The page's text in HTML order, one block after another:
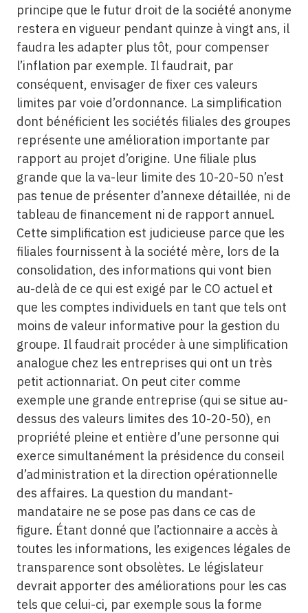
principe que le futur droit de la société anonyme
restera en vigueur pendant quinze à vingt ans, il
faudra les adapter plus tôt, pour compenser
l’inflation par exemple. Il faudrait, par
conséquent, envisager de fixer ces valeurs
limites par voie d’ordonnance. La simplification
dont bénéficient les sociétés filiales des groupes
représente une amélioration importante par
rapport au projet d’origine. Une filiale plus
grande que la va-leur limite des 10-20-50 n’est
pas tenue de présenter d’annexe détaillée, ni de
tableau de financement ni de rapport annuel.
Cette simplification est judicieuse parce que les
filiales fournissent à la société mère, lors de la
consolidation, des informations qui vont bien
au-delà de ce qui est exigé par le CO actuel et
que les comptes individuels en tant que tels ont
moins de valeur informative pour la gestion du
groupe. Il faudrait procéder à une simplification
analogue chez les entreprises qui ont un très
petit actionnariat. On peut citer comme
exemple une grande entreprise (qui se situe au-
dessus des valeurs limites des 10-20-50), en
propriété pleine et entière d’une personne qui
exerce simultanément la présidence du conseil
d’administration et la direction opérationnelle
des affaires. La question du mandant-
mandataire ne se pose pas dans ce cas de
figure. Étant donné que l’actionnaire a accès à
toutes les informations, les exigences légales de
transparence sont obsolètes. Le législateur
devrait apporter des améliorations pour les cas
tels que celui-ci, par exemple sous la forme